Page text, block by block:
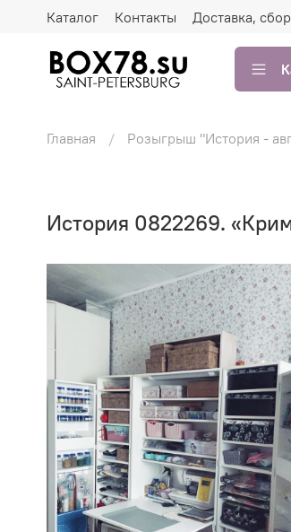
Каталог Контакты Доставка,
Главная Розыгрыш "История -
История 0822269.